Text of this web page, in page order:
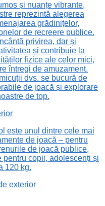
și nuanțe vibrante,
reprezintă alegerea
grădinițelor,
de recreere publice.
privirea, dar și
și contribuie la
fizice ale celor mici,
întregi de amuzament.
dvs. se bucură de
de joacă și explorare
de top.
este unul dintre cele mai
de joacă – pentru
de joacă publice,
pentru copii, adolescenți și
120 kg.
exterior